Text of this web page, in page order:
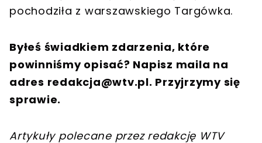
pochodziła z warszawskiego Targówka.
Byłeś świadkiem zdarzenia, które
powinniśmy opisać? Napisz maila na
adres redakcja@wtv.pl. Przyjrzymy się
sprawie.
Artykuły polecane przez redakcję WTV